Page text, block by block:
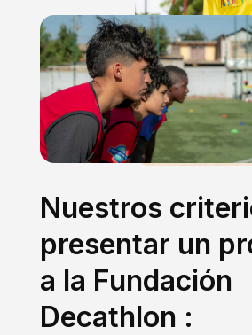
Nuestros
presentar un
a la Fundación
Decathlon :